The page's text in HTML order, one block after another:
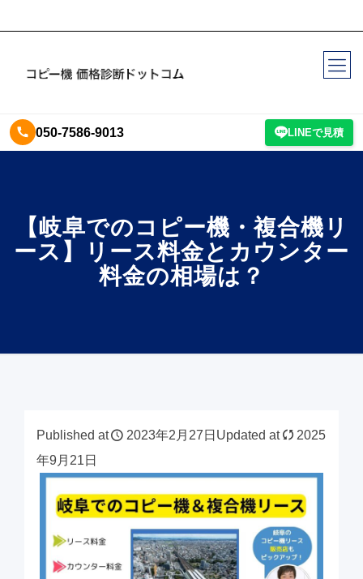
050-7586-9013 LINEで見積
【岐阜でのコピー機・複合機リ
ース】リース料金とカウンター
料金の相場は？
Published at 2023年2月27日 Updated at
2025
年9月21日